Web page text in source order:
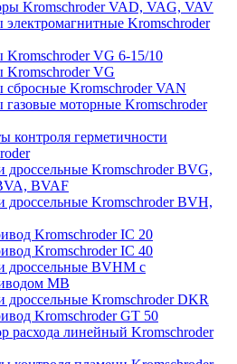
Kromschroder VAD, VAG, VAV
Kromschroder
Kromschroder VG 6-15/10
Kromschroder VG
сбросные Kromschroder VAN
моторные Kromschroder
контроля герметичности
дроссельные Kromschroder BVG,
BVAF
дроссельные Kromschroder BVH,
Kromschroder IC 20
Kromschroder IC 40
дроссельные BVHM с
МВ
дроссельные Kromschroder DKR
Kromschroder GT 50
расхода линейный Kromschroder